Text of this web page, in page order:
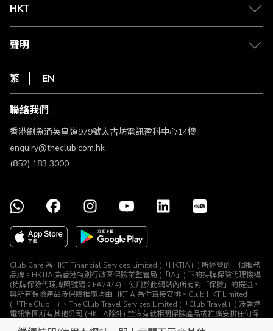
Club Shopping 商品領取站
常見問題
HKT
csl.
1010
HKT
聲明
私隱聲明
使用條款
條款及細則
不歧視及不騷擾聲明
認可牌照及通告
繁 EN
聯絡我們
香港鰂魚涌英皇道979號太古坊電訊盈科中心14樓
enquiry@theclub.com.hk
(852) 183 3000
Club Care 為 HKT Financial Services Limited (「HKTIA」) 所經營的一個服務
品牌。HKTIA 為香港特別行政區保險業監管局 (「IA」) 下的持牌保險代理機構
(持牌保險代理牌照號碼：FA2474)。使用於此網站內所有對「保險」的提述、
與所有保險產品及保險推廣均由 HKTIA 為你直接安排。Club HKT Limited
(「The Club」) 、The Club Travel Services Limited (「Club Travel」) 及香港
電訊集團所有其他公司 (HKTIA除外) 並沒有就相關保險產品或推廣安排任何保